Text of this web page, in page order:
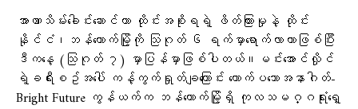
အာဏာသိမ်း​ခေါင်း​​ဆောင်ဟာ ထိုင်းအစိုးရရဲ့ ဖိတ်ကြားမှုနဲ့ ထိုင်း
နိုင်ငံ၊ဘန်​ကောက်မြို့ကို သြဂုတ် ၆ ရက်မှာ​ရောက်လာတာဖြစ်ပြီး
ဒီက​နေ့ (သြဂုတ် ၇) မှာပြန်မှာဖြစ်ပါတယ်။မင်း​အောင်လှိုင်
ရဲ့ခရီးစဥ်အ​ပေါ် ကန့်ကွက်ရှုတ်ချ​ကြောင်း ​တောက်ပ​သောအနာဂါတ်-
Bright Future ကွန်ယက်က ဘန်​ကောက်မြို့ရှိ ကုလသမဂ္ဂရုံး​ရှေ့